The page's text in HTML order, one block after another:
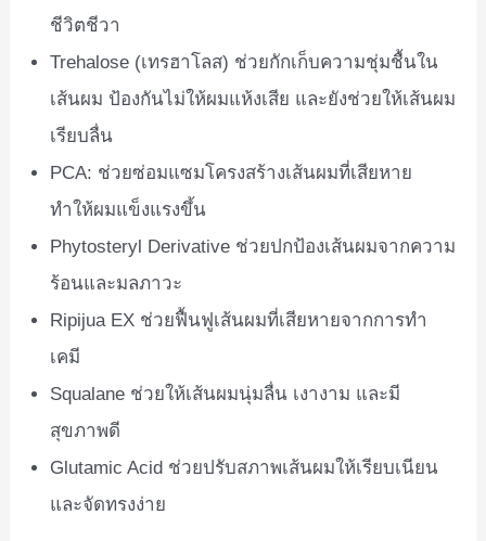
ชีวิตชีวา
Trehalose (เทรฮาโลส) ช่วยกักเก็บความชุ่มชื้นใน
เส้นผม ป้องกันไม่ให้ผมแห้งเสีย และยังช่วยให้เส้นผม
เรียบลื่น
PCA: ช่วยซ่อมแซมโครงสร้างเส้นผมที่เสียหาย
ทำให้ผมแข็งแรงขึ้น
Phytosteryl Derivative ช่วยปกป้องเส้นผมจากความ
ร้อนและมลภาวะ
Ripijua EX ช่วยฟื้นฟูเส้นผมที่เสียหายจากการทำ
เคมี
Squalane ช่วยให้เส้นผมนุ่มลื่น เงางาม และมี
สุขภาพดี
Glutamic Acid ช่วยปรับสภาพเส้นผมให้เรียบเนียน
และจัดทรงง่าย